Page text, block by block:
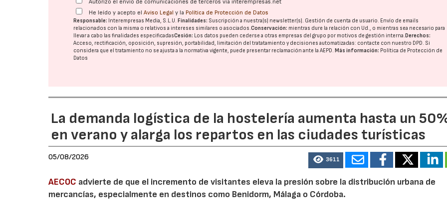
Autorizo el envío de comunicaciones de terceros vía interempresas.net
He leído y acepto elAviso Legal y la Política de Protección de Datos
Responsable: Interempresas Media, S.L.U.Finalidades: Suscripción a nuestra(s) newsletter(s). Gestión de cuenta de usuario. Envío de emails
relacionados con la misma o relativos a intereses similares o asociados.Conservación: mientras dure la relación con Ud., o mientras sea necesario para
llevar a cabo las finalidades especificadasCesión: Los datos pueden cederse a otras empresas del grupo por motivos de gestión interna.Derechos:
Acceso, rectificación, oposición, supresión, portabilidad, limitación del tratatamiento y decisiones automatizadas: contacte con nuestro DPD. Si
considera que el tratamiento no se ajusta a la normativa vigente, puede presentar reclamación ante laAEPD.Más información: Política de Protección de
Datos
La demanda logística de la hostelería aumenta hasta un
en verano y alarga los repartos en las ciudades turísticas
05/08/2026 3611
AECOC advierte de que el incremento de visitantes eleva la presión sobre la distribución urbana de
mercancías, especialmente en destinos como Benidorm, Málaga o Córdoba.